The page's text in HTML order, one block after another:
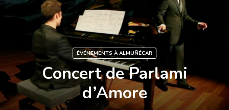
ÉVÉNEMENTS À ALMUÑÉCAR
Concert de Parlami
d’Amore